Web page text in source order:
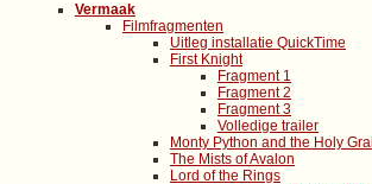
Vermaak
Filmfragmenten
Uitleg installatie QuickTime
First Knight
Fragment 1
Fragment 2
Fragment 3
Volledige trailer
Monty Python and the Holy Grail
The Mists of Avalon
Lord of the Rings